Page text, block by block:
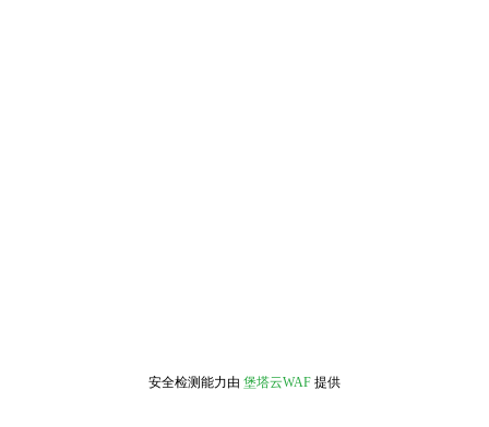
安全检测能力由 堡塔云WAF 提供